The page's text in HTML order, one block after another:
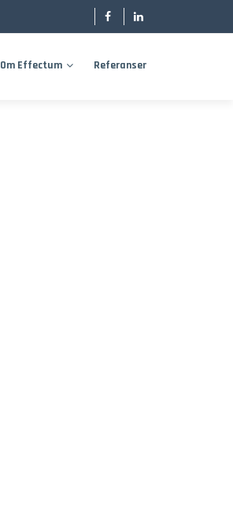
Om Effectum Referanser